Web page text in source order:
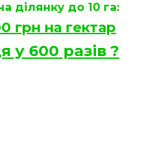
ділянку до 10 га:
грн на гектар
у 600 разів ?